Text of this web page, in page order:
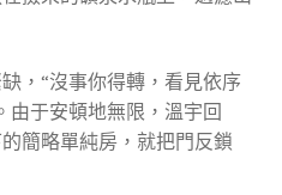
，“沒事你得轉，看見依序
由于安頓地無限，溫宇回
簡略單純房，就把門反鎖